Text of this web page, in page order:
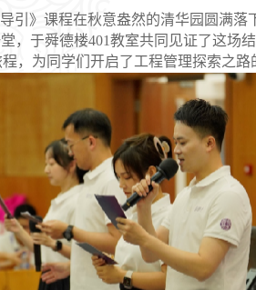
引》课程在秋意盎然的清华园圆满
，于舜德楼401教室共同见证了这场
，为同学们开启了工程管理探索之路